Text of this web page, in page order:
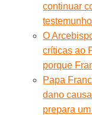
continuar
O
críticas ao
porque
Papa
dano
prepara